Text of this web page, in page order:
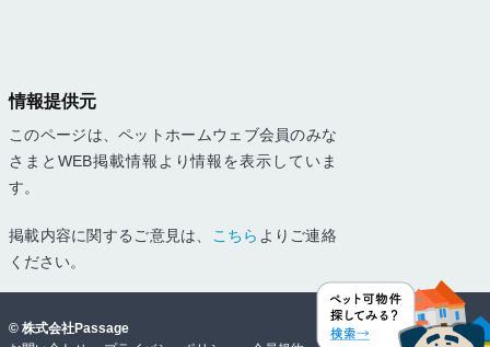
情報提供元
このページは、ペットホームウェブ会員のみな
さまとWEB掲載情報より情報を表示していま
す。
掲載内容に関するご意見は、 こちら よりご連絡
ください。
© 株式会社Passage